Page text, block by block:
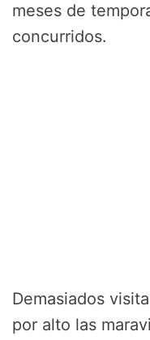
meses de
concurridos.
Demasiados
por alto las